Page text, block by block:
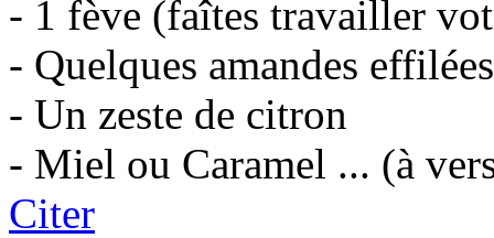
- 1 fève (faîtes travailler
- Quelques amandes effilées
- Un zeste de citron
- Miel ou Caramel ... (à
Citer